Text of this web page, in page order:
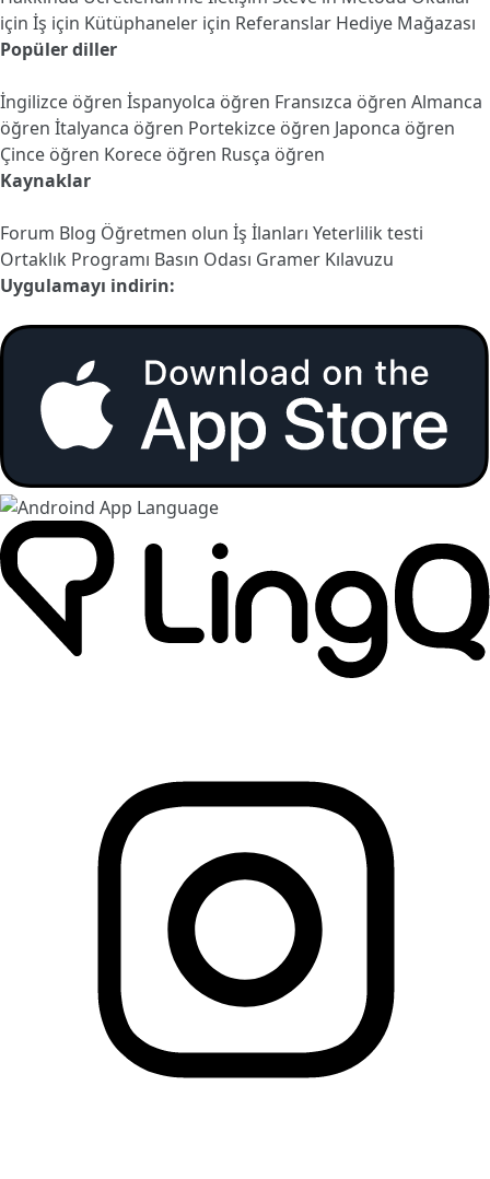
için İş için Kütüphaneler için Referanslar Hediye Mağazası
Popüler diller
İngilizce öğren İspanyolca öğren Fransızca öğren Almanca
öğren İtalyanca öğren Portekizce öğren Japonca öğren
Çince öğren Korece öğren Rusça öğren
Kaynaklar
Forum Blog Öğretmen olun İş İlanları Yeterlilik testi
Ortaklık Programı Basın Odası Gramer Kılavuzu
Uygulamayı indirin: